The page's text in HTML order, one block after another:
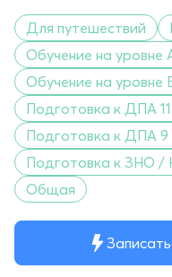
Для путешествий
Обучение на уровне
Обучение на уровне
Подготовка к ДПА
Подготовка к ДПА 9
Подготовка к ЗНО /
Общая